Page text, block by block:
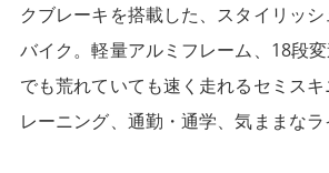
クブレーキを搭載した、スタイリッ
バイク。軽量アルミフレーム、18段
でも荒れていても速く走れるセミス
レーニング、通勤・通学、気ままなラ